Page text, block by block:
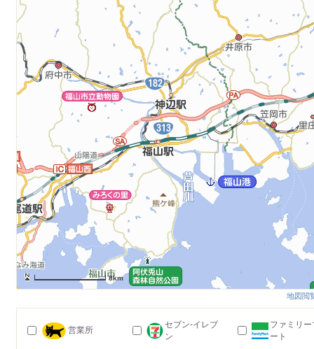
8km
地図閲
営業所
セブン-イレブ
ン
ファミリー
ート